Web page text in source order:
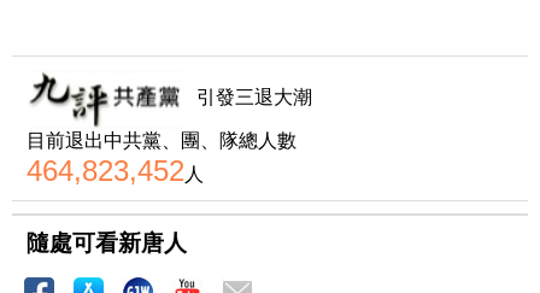
引發三退大潮
目前退出中共黨、團、隊總人數
464,823,452 人
隨處可看新唐人